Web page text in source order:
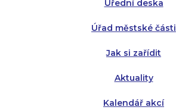
Úřední deska
Úřad městské části
Jak si zařídit
Aktuality
Kalendář akcí
Čtvrtek:
Pátek:
Čtvrtek: